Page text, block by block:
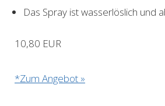
Das Spray ist wasserlöslich und
10,80 EUR
*Zum Angebot »